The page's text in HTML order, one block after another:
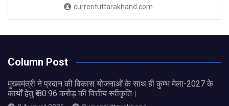
currentuttarakhand.com
Column Post
मुख्यमंत्री ने प्रदान की विकास योजनाओं के साथ ही कुम्भ मेला-2027 के
कार्यों हेतु ₹ 80.96 करोड़ की वित्तीय स्वीकृति।